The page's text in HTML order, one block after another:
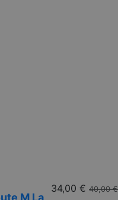
M La
34,00 € 40,00 €